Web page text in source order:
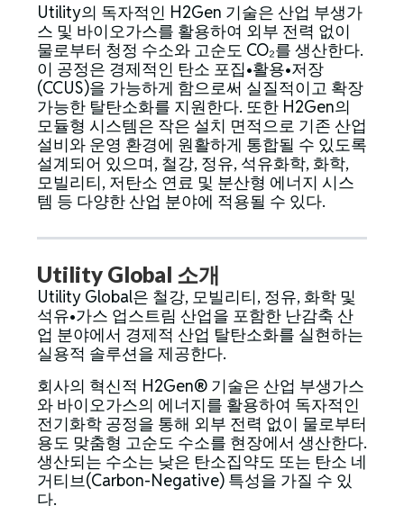
Utility의 독자적인 H2Gen 기술은 산업 부생가
스 및 바이오가스를 활용하여 외부 전력 없이
물로부터 청정 수소와 고순도 CO₂를 생산한다.
이 공정은 경제적인 탄소 포집•활용•저장
(CCUS)을 가능하게 함으로써 실질적이고 확장
가능한 탈탄소화를 지원한다. 또한 H2Gen의
모듈형 시스템은 작은 설치 면적으로 기존 산업
설비와 운영 환경에 원활하게 통합될 수 있도록
설계되어 있으며, 철강, 정유, 석유화학, 화학,
모빌리티, 저탄소 연료 및 분산형 에너지 시스
템 등 다양한 산업 분야에 적용될 수 있다.
Utility Global 소개
Utility Global은 철강, 모빌리티, 정유, 화학 및
석유•가스 업스트림 산업을 포함한 난감축 산
업 분야에서 경제적 산업 탈탄소화를 실현하는
실용적 솔루션을 제공한다.
회사의 혁신적 H2Gen® 기술은 산업 부생가스
와 바이오가스의 에너지를 활용하여 독자적인
전기화학 공정을 통해 외부 전력 없이 물로부터
용도 맞춤형 고순도 수소를 현장에서 생산한다.
생산되는 수소는 낮은 탄소집약도 또는 탄소 네
거티브(Carbon-Negative) 특성을 가질 수 있
다.